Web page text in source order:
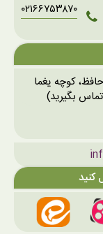
۰۲۱۶۶۷۵۳۸۷۰
کوچه یغما
بگیرید)
کنید